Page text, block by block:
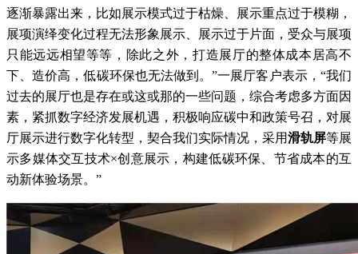
逐渐暴露出来，比如展示模式过于枯燥、展示重点过于模糊，
展项演绎变化过程无法形象展示、展示过于片面，受众与展项
只能远远相望等等，除此之外，打造展厅的整体成本居高不
下、造价高，低碳环保也无法做到。”一展厅客户表示，“我们
过去的展厅也是存在或这或那的一些问题，综合考虑多方面因
素，紧抓数字经济发展机遇，积极响应碳中和政策号召，对展
厅展示进行数字化转型，契合我们实际情况，采用滑轨屏等展
示多媒体交互技术×创意展示，构建低碳环保、节省成本的互
动新体验场景。”